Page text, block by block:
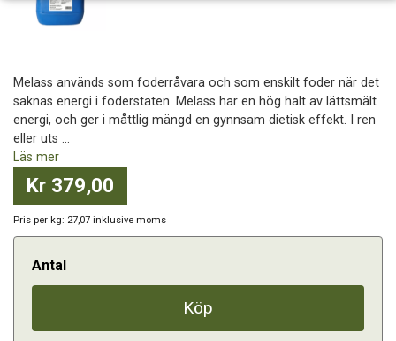
Melass används som foderråvara och som enskilt foder när det
saknas energi i foderstaten. Melass har en hög halt av lättsmält
energi, och ger i måttlig mängd en gynnsam dietisk effekt. I ren
eller uts ...
Läs mer
Kr 379,00
Pris per kg: 27,07 inklusive moms
Antal
Köp